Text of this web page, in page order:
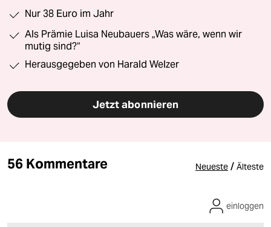
Nur 38 Euro im Jahr
Als Prämie Luisa Neubauers „Was wäre, wenn wir
mutig sind?“
Herausgegeben von Harald Welzer
Jetzt abonnieren
56 Kommentare Neueste / Älteste
einloggen